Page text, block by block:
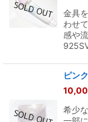
金具
わせ
感や
ピン
希少